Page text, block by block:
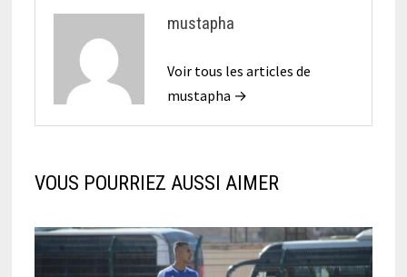
mustapha
Voir tous les articles de
mustapha →
VOUS POURRIEZ AUSSI AIMER